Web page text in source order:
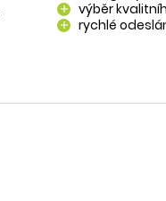
add výběr
add rychlé